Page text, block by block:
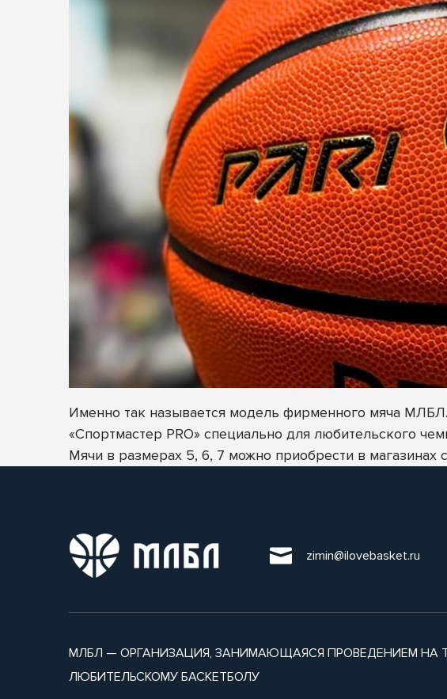
Именно так называется модель фирменного мяча
«Спортмастер PRO» специально для любительского
Мячи в размерах 5, 6, 7 можно приобрести в магазинах
zimin@ilovebasket.ru
МЛБЛ — ОРГАНИЗАЦИЯ, ЗАНИМАЮЩАЯСЯ ПРОВЕДЕНИЕМ НА
ЛЮБИТЕЛЬСКОМУ БАСКЕТБОЛУ